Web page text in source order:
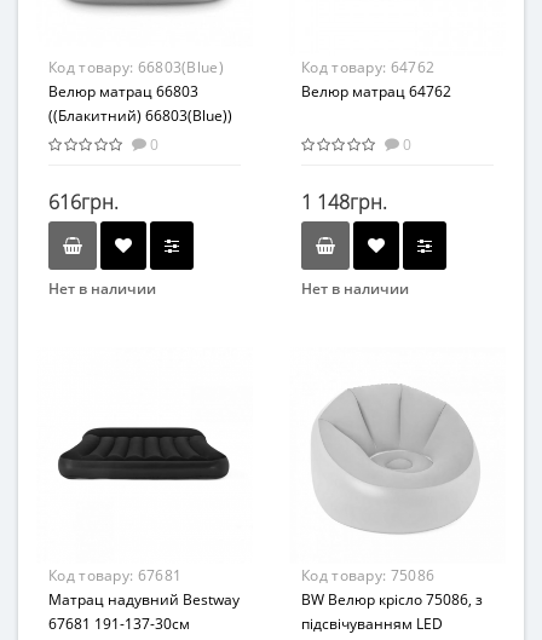
Код товару: 66803(Blue)
Велюр матрац 66803
((Блакитний) 66803(Blue))
0
616грн.
Нет в наличии
Материал
Комбинированный
Код товару: 64762
Велюр матрац 64762
0
1 148грн.
Нет в наличии
Матрасы
Возраст
от 3 лет
Материал
Код товару: 67681
Матрац надувний Bestway
67681 191-137-30см
Код товару: 75086
BW Велюр крісло 75086, з
підсвічуванням LED